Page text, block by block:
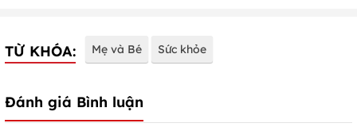
TỪ KHÓA: Mẹ và Bé Sức khỏe
Đánh giá Bình luận